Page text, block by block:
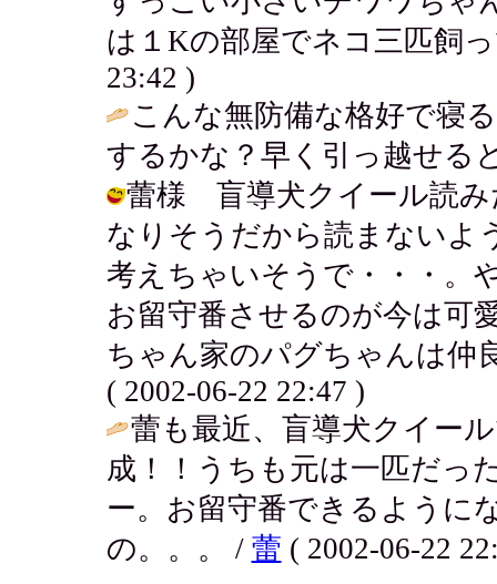
は１Kの部屋でネコ三匹飼
23:42 )
こんな無防備な格好で寝
するかな？早く引っ越せる
蕾様 盲導犬クイール読み
なりそうだから読まないよ
考えちゃいそうで・・・。
お留守番させるのが今は可
ちゃん家のパグちゃんは仲
( 2002-06-22 22:47 )
蕾も最近、盲導犬クイー
成！！うちも元は一匹だっ
ー。お留守番できるように
の。。。 / 蕾 ( 2002-06-22